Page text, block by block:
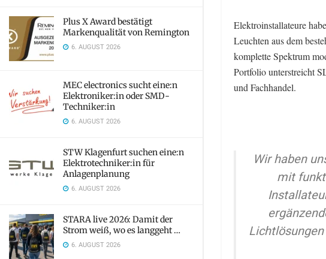
Plus X Award bestätigt
Markenqualität von Remington
6. AUGUST 2026
MEC electronics sucht eine:n
Elektroniker:in oder SMD-
Techniker:in
6. AUGUST 2026
STW Klagenfurt suchen eine:n
Elektrotechniker:in für
Anlagenplanung
6. AUGUST 2026
STARA live 2026: Damit der
Strom weiß, wo es langgeht …
6. AUGUST 2026
Elektroinstallateure
Leuchten aus dem
komplette Spektrum
Portfolio unterstreicht
und Fachhandel.
Wir haben
mit